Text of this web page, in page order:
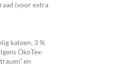
(voor extra
katoen, 3 %
ÖkoTex-
en